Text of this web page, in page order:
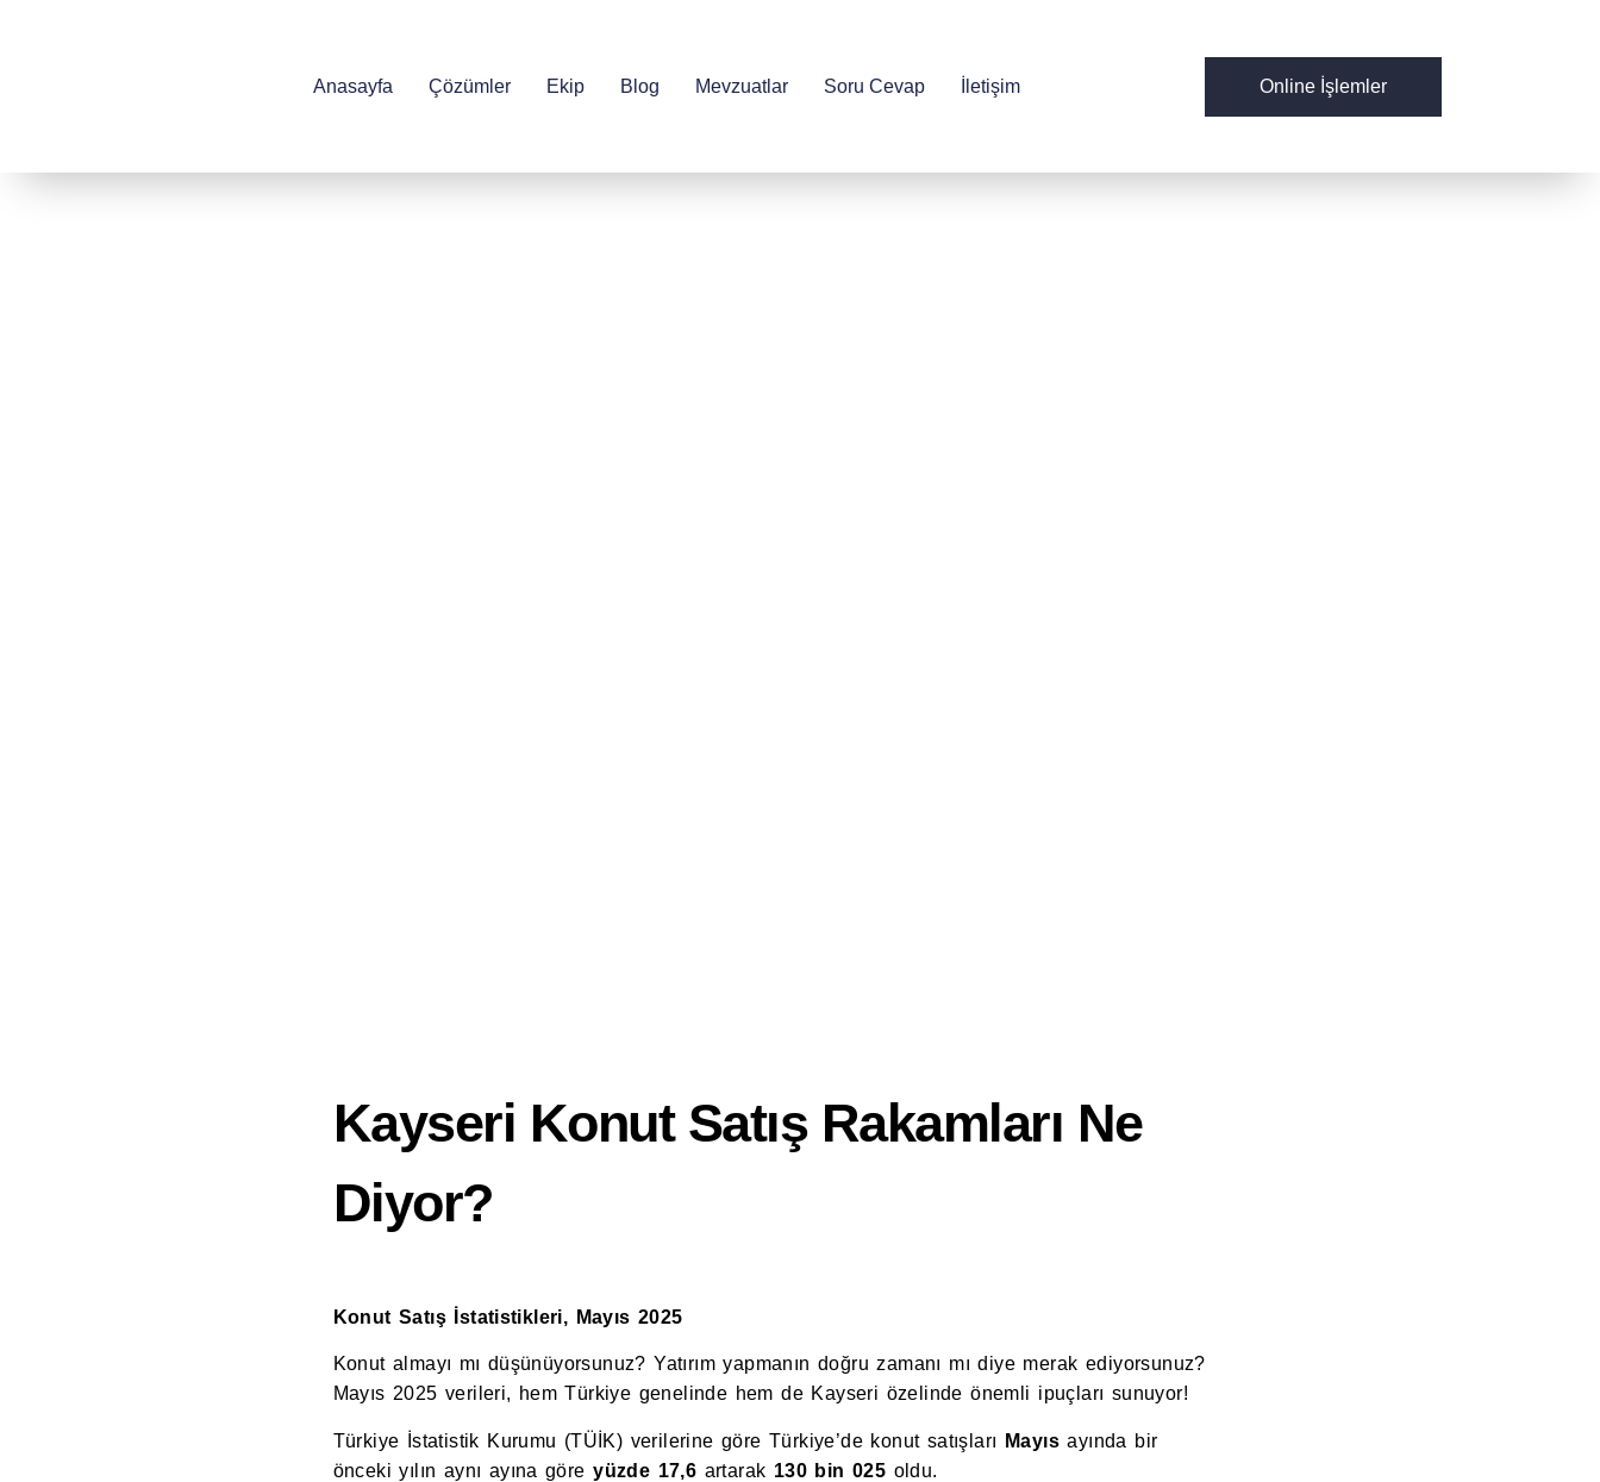
Anasayfa Çözümler Ekip Blog Mevzuatlar Soru Cevap İletişim Online İşlemler
Kayseri Konut Satış Rakamları Ne
Diyor?
Konut Satış İstatistikleri, Mayıs 2025
Konut almayı mı düşünüyorsunuz? Yatırım yapmanın doğru zamanı mı diye merak ediyorsunuz?
Mayıs 2025 verileri, hem Türkiye genelinde hem de Kayseri özelinde önemli ipuçları sunuyor!
Türkiye İstatistik Kurumu (TÜİK) verilerine göre Türkiye’de konut satışları Mayısayında bir
önceki yılın aynı ayına göreyüzde 17,6 artarak 130 bin 025 oldu.